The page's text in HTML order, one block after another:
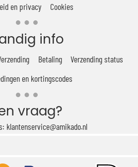
en privacy
Cookies
info
Betaling
Verzending status
en kortingscodes
vraag?
klantenservice@amikado.nl